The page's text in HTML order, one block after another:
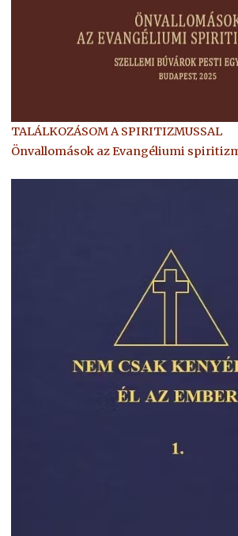
TALÁLKOZÁSOM A SPIRITIZMUSSAL
Önvallomások az Evangéliumi